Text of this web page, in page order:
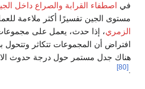
في اصطفاء القرابة والصراع داخل
مستوى الجين تفسيرًا أكثر ملاءمة
الزمري، إذا حدث، يعمل على
افتراض أن المجموعات تتكاثر وتتحول
هناك جدل مستمر حول درجة حدوث
[80]